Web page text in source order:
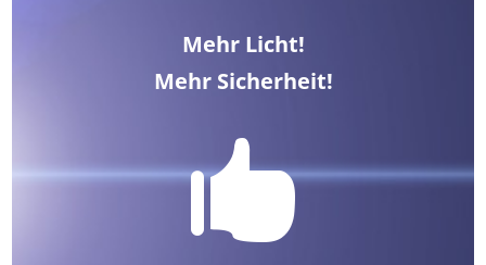
Mehr Licht!
Mehr Sicherheit!
